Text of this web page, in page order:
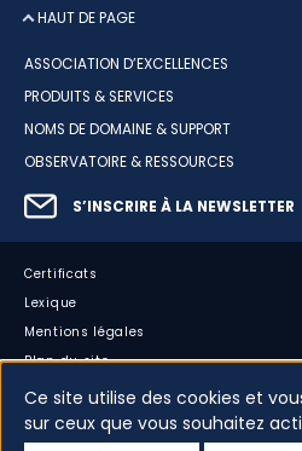
HAUT DE PAGE
ASSOCIATION D’EXCELLENCES
PRODUITS & SERVICES
NOMS DE DOMAINE & SUPPORT
OBSERVATOIRE & RESSOURCES
S’INSCRIRE À LA NEWSLETTER
Certificats
Lexique
Mentions légales
Plan du site
Accessibilité : partiellement conforme
Cookies
Ce site utilise des cookies et
sur ceux que vous souhaitez